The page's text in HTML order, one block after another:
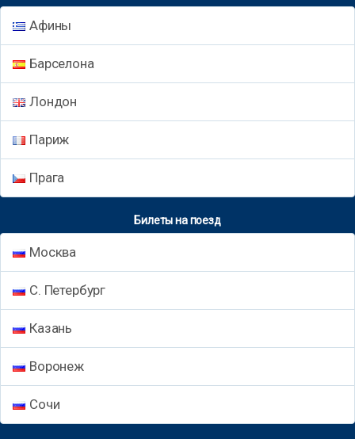
Афины
Барселона
Лондон
Париж
Прага
Билеты на поезд
Москва
С. Петербург
Казань
Воронеж
Сочи